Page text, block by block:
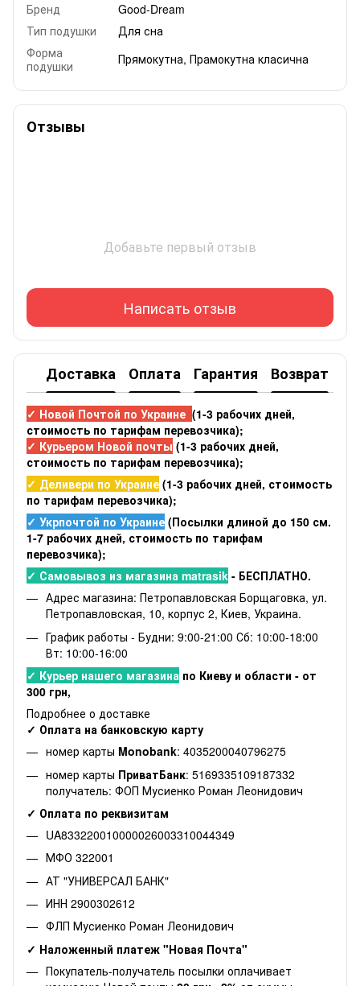
Бренд
Good-Dream
Тип подушки
Для сна
Форма
подушки
Прямокутна, Прамокутна класична
Отзывы
Добавьте первый отзыв
Написать отзыв
Доставка Оплата Гарантия Возврат
✓ Новой Почтой по Украине (1-3 рабочих дней,
стоимость по тарифам перевозчика);
✓ Курьером Новой почты (1-3 рабочих дней,
стоимость по тарифам перевозчика);
✓ Деливери по Украине (1-3 рабочих дней, стоимость
по тарифам перевозчика);
✓ Укрпочтой по Украине (Посылки длиной до 150 см.
1-7 рабочих дней, стоимость по тарифам
перевозчика);
✓ Самовывоз из магазина matrasik - БЕСПЛАТНО.
Адрес магазина: Петропавловская Борщаговка, ул.
Петропавловская, 10, корпус 2, Киев, Украина.
График работы - Будни: 9:00-21:00 Сб: 10:00-18:00
Вт: 10:00-16:00
✓ Курьер нашего магазина по Киеву и области - от
300 грн,
Подробнее о доставке
✓ Оплата на банковскую карту
номер карты Monobank: 4035200040796275
номер карты ПриватБанк: 5169335109187332
получатель: ФОП Мусиенко Роман Леонидович
✓ Оплата по реквизитам
UA833220010000026003310044349
МФО 322001
АТ "УНИВЕРСАЛ БАНК"
ИНН 2900302612
ФЛП Мусиенко Роман Леонидович
✓ Наложенный платеж "Новая Почта"
Покупатель-получатель посылки оплачивает